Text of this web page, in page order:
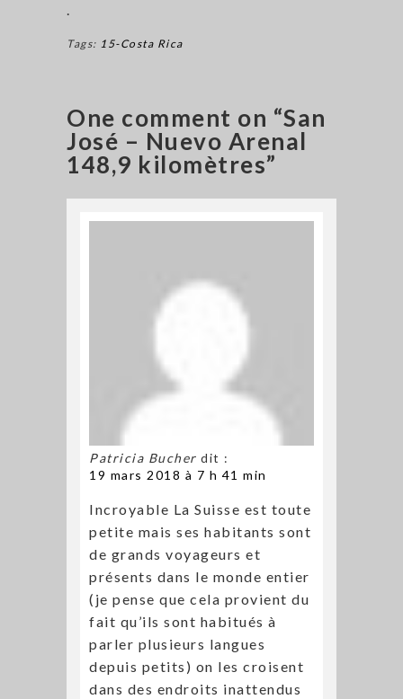
.
Tags: 15-Costa Rica
One comment on “San
José – Nuevo Arenal
148,9 kilomètres”
Patricia Bucher dit :
19 mars 2018 à 7 h 41 min
Incroyable La Suisse est toute
petite mais ses habitants sont
de grands voyageurs et
présents dans le monde entier
(je pense que cela provient du
fait qu’ils sont habitués à
parler plusieurs langues
depuis petits) on les croisent
dans des endroits inattendus